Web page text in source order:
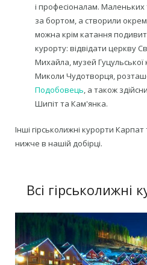
і професіоналам.
за бортом, а створили
можна крім катання
курорту: відвідати церкву
Михайла, музей Гуцульської
Миколи Чудотворця,
Подобовець, а також
Шипіт та Кам'янка.
Інші гірськолижні курорти
нижче в нашій добірці.
Всі гірськолижні